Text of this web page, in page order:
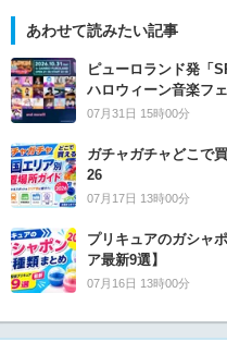
あわせて読みたい記事
ピューロランド発「
ハロウィーン音楽フ
07月31日 15時00分
ガチャガチャどこで
26
07月17日 13時00分
プリキュアのガシャ
ア最新9選】
07月16日 13時00分